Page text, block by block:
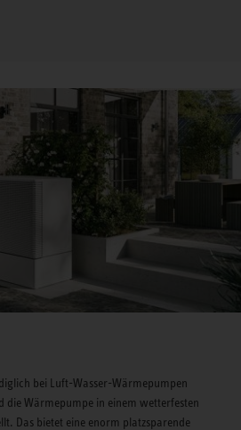
bei Luft-Wasser-Wärmepumpen
die Wärmepumpe in einem wetterfesten
Das bietet eine enorm platzsparende